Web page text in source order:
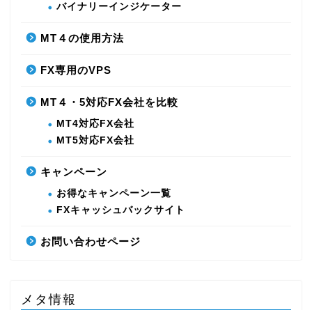
バイナリーインジケーター
MT４の使用方法
FX専用のVPS
MT４・5対応FX会社を比較
MT4対応FX会社
MT5対応FX会社
キャンペーン
お得なキャンペーン一覧
FXキャッシュバックサイト
お問い合わせページ
メタ情報